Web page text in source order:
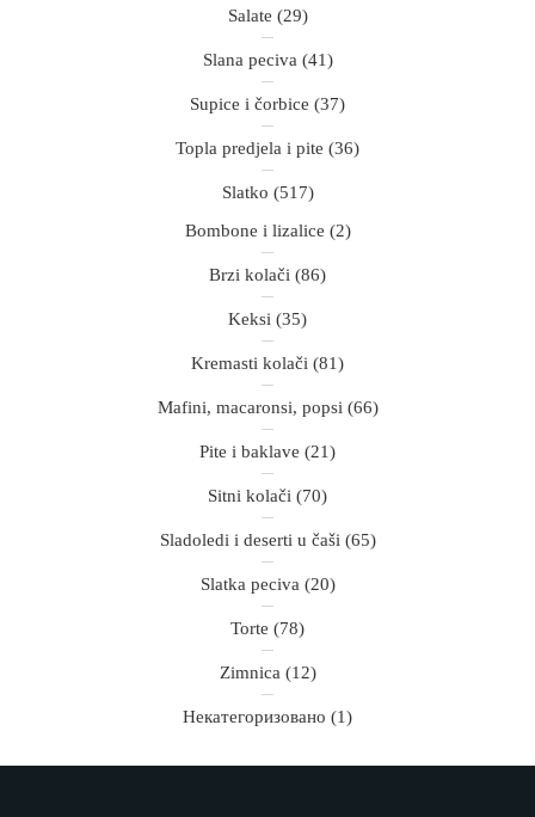
Salate (29)
Slana peciva (41)
Supice i čorbice (37)
Topla predjela i pite (36)
Slatko (517)
Bombone i lizalice (2)
Brzi kolači (86)
Keksi (35)
Kremasti kolači (81)
Mafini, macaronsi, popsi (66)
Pite i baklave (21)
Sitni kolači (70)
Sladoledi i deserti u čaši (65)
Slatka peciva (20)
Torte (78)
Zimnica (12)
Некатегоризовано (1)